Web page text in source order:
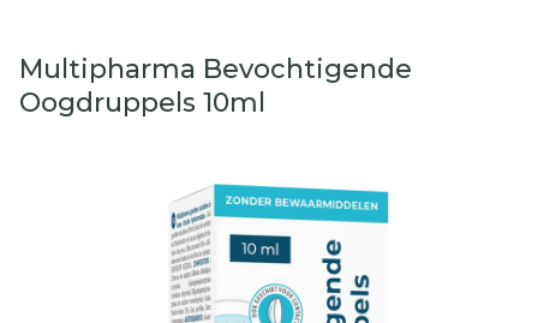
Multipharma Bevochtigende
Oogdruppels 10ml